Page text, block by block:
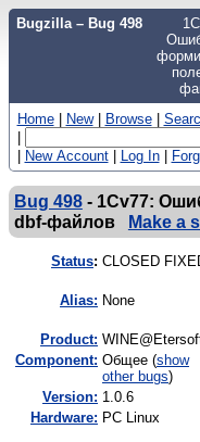
Bugzilla – Bug 498
Home | New | Browse |
|
| New Account | Log In |
Bug 498 - 1Cv77:
dbf-файлов
Make a
Status: CLOSED
Alias: None
Product:
Component: Общее (show
other bugs)
Version: 1.0.6
Hardware: PC Linux